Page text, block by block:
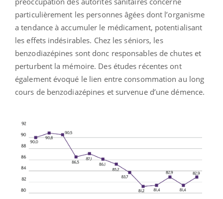
particulièrement les personnes âgées dont l’organisme
a tendance à accumuler le médicament, potentialisant
les effets indésirables. Chez les séniors, les
benzodiazépines sont donc responsables de chutes et
perturbent la mémoire. Des études récentes ont
également évoqué le lien entre consommation au long
cours de benzodiazépines et survenue d’une démence.